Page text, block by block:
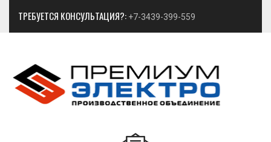
ТРЕБУЕТСЯ КОНСУЛЬТАЦИЯ?: +7-3439-399-559